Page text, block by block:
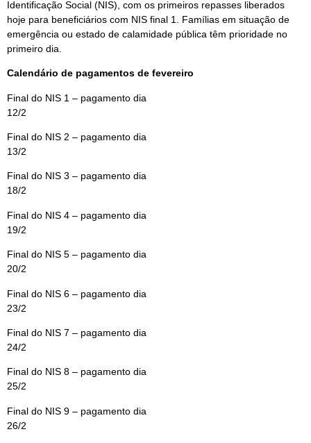
Identificação Social (NIS), com os primeiros repasses liberados
hoje para beneficiários com NIS final 1. Famílias em situação de
emergência ou estado de calamidade pública têm prioridade no
primeiro dia.
Calendário de pagamentos de fevereiro
Final do NIS 1 – pagamento dia
12/2
Final do NIS 2 – pagamento dia
13/2
Final do NIS 3 – pagamento dia
18/2
Final do NIS 4 – pagamento dia
19/2
Final do NIS 5 – pagamento dia
20/2
Final do NIS 6 – pagamento dia
23/2
Final do NIS 7 – pagamento dia
24/2
Final do NIS 8 – pagamento dia
25/2
Final do NIS 9 – pagamento dia
26/2